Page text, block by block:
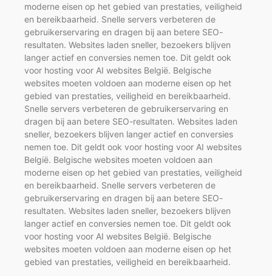
moderne eisen op het gebied van prestaties, veiligheid
en bereikbaarheid. Snelle servers verbeteren de
gebruikerservaring en dragen bij aan betere SEO-
resultaten. Websites laden sneller, bezoekers blijven
langer actief en conversies nemen toe. Dit geldt ook
voor hosting voor AI websites België. Belgische
websites moeten voldoen aan moderne eisen op het
gebied van prestaties, veiligheid en bereikbaarheid.
Snelle servers verbeteren de gebruikerservaring en
dragen bij aan betere SEO-resultaten. Websites laden
sneller, bezoekers blijven langer actief en conversies
nemen toe. Dit geldt ook voor hosting voor AI websites
België. Belgische websites moeten voldoen aan
moderne eisen op het gebied van prestaties, veiligheid
en bereikbaarheid. Snelle servers verbeteren de
gebruikerservaring en dragen bij aan betere SEO-
resultaten. Websites laden sneller, bezoekers blijven
langer actief en conversies nemen toe. Dit geldt ook
voor hosting voor AI websites België. Belgische
websites moeten voldoen aan moderne eisen op het
gebied van prestaties, veiligheid en bereikbaarheid.